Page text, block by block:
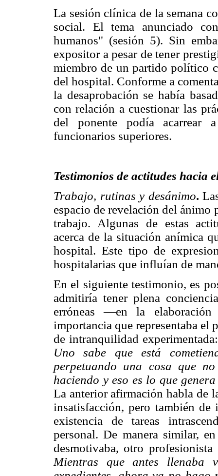
La sesión clínica de la semana
social. El tema anunciado
humanos" (sesión 5). Sin
expositor a pesar de tener
miembro de un partido político
del hospital. Conforme a
la desaprobación se había
con relación a cuestionar las
del ponente podía acarrear
funcionarios superiores.
Testimonios de actitudes hacia
Trabajo, rutinas y desánimo.
espacio de revelación del ánimo
trabajo. Algunas de estas
acerca de la situación anímica
hospital. Este tipo de
hospitalarias que influían de
En el siguiente testimonio, es
admitiría tener plena
erróneas —en la
importancia que representaba el
de intranquilidad
Uno sabe que está
perpetuando una cosa que
haciendo y eso es lo que
La anterior afirmación habla de
insatisfacción, pero también
existencia de tareas
personal. De manera similar,
desmotivaba, otro
Mientras que antes llenaba